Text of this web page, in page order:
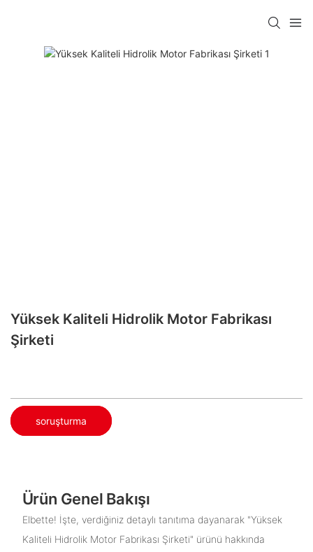
Yüksek Kaliteli Hidrolik Motor Fabrikası
Şirketi
soruşturma
Ürün Genel Bakışı
Elbette! İşte, verdiğiniz detaylı tanıtıma dayanarak "Yüksek
Kaliteli Hidrolik Motor Fabrikası Şirketi" ürünü hakkında